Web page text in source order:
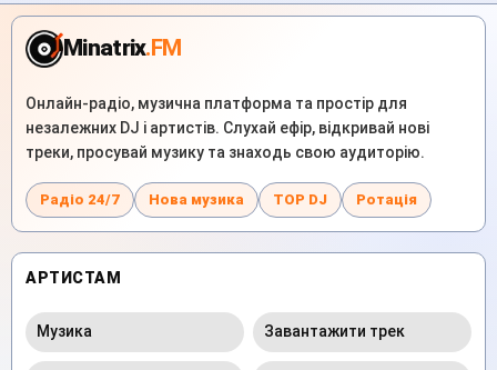
Minatrix.FM
Онлайн-радіо, музична платформа та простір для
незалежних DJ і артистів. Слухай ефір, відкривай нові
треки, просувай музику та знаходь свою аудиторію.
Радіо 24/7 Нова музика TOP DJ Ротація
АРТИСТАМ
Музика Завантажити трек